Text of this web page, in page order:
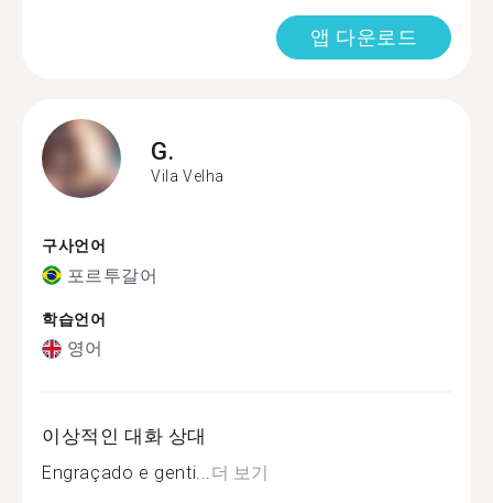
앱 다운로드
G.
Vila Velha
구사언어
포르투갈어
학습언어
영어
이상적인 대화 상대
Engraçado e genti...더 보기